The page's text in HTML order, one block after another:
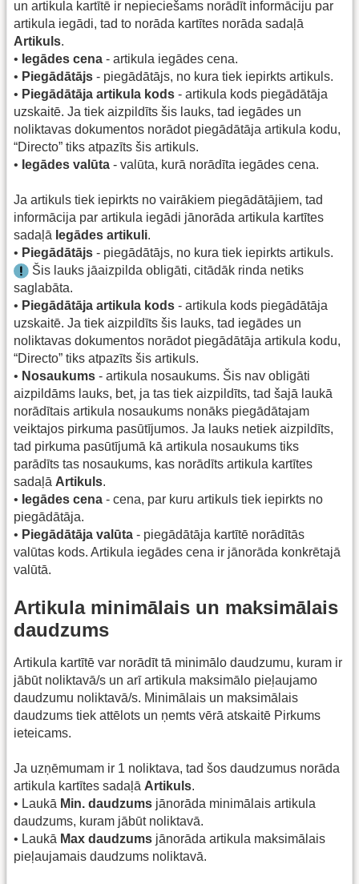
un artikula kartītē ir nepieciešams norādīt informāciju par
artikula iegādi, tad to norāda kartītes norāda sadaļā
Artikuls.
• Iegādes cena - artikula iegādes cena.
• Piegādātājs - piegādātājs, no kura tiek iepirkts artikuls.
• Piegādātāja artikula kods - artikula kods piegādātāja
uzskaitē. Ja tiek aizpildīts šis lauks, tad iegādes un
noliktavas dokumentos norādot piegādātāja artikula kodu,
“Directo” tiks atpazīts šis artikuls.
• Iegādes valūta - valūta, kurā norādīta iegādes cena.
Ja artikuls tiek iepirkts no vairākiem piegādātājiem, tad
informācija par artikula iegādi jānorāda artikula kartītes
sadaļā Iegādes artikuli.
• Piegādātājs - piegādātājs, no kura tiek iepirkts artikuls.
Šis lauks jāaizpilda obligāti, citādāk rinda netiks
saglabāta.
• Piegādātāja artikula kods - artikula kods piegādātāja
uzskaitē. Ja tiek aizpildīts šis lauks, tad iegādes un
noliktavas dokumentos norādot piegādātāja artikula kodu,
“Directo” tiks atpazīts šis artikuls.
• Nosaukums - artikula nosaukums. Šis nav obligāti
aizpildāms lauks, bet, ja tas tiek aizpildīts, tad šajā laukā
norādītais artikula nosaukums nonāks piegādātajam
veiktajos pirkuma pasūtījumos. Ja lauks netiek aizpildīts,
tad pirkuma pasūtījumā kā artikula nosaukums tiks
parādīts tas nosaukums, kas norādīts artikula kartītes
sadaļā Artikuls.
• Iegādes cena - cena, par kuru artikuls tiek iepirkts no
piegādātāja.
• Piegādātāja valūta - piegādātāja kartītē norādītās
valūtas kods. Artikula iegādes cena ir jānorāda konkrētajā
valūtā.
Artikula minimālais un maksimālais
daudzums
Artikula kartītē var norādīt tā minimālo daudzumu, kuram ir
jābūt noliktavā/s un arī artikula maksimālo pieļaujamo
daudzumu noliktavā/s. Minimālais un maksimālais
daudzums tiek attēlots un ņemts vērā atskaitē Pirkums
ieteicams.
Ja uzņēmumam ir 1 noliktava, tad šos daudzumus norāda
artikula kartītes sadaļā Artikuls.
• Laukā Min. daudzums jānorāda minimālais artikula
daudzums, kuram jābūt noliktavā.
• Laukā Max daudzums jānorāda artikula maksimālais
pieļaujamais daudzums noliktavā.